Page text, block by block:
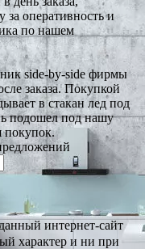
за оперативность и
по нашем
side-by-side фирмы
заказа. Покупкой
в стакан лед под
подошел под нашу
покупок.
интернет-сайт
характер и ни при